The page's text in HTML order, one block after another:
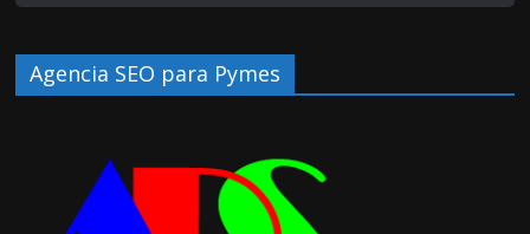
Agencia SEO para Pymes